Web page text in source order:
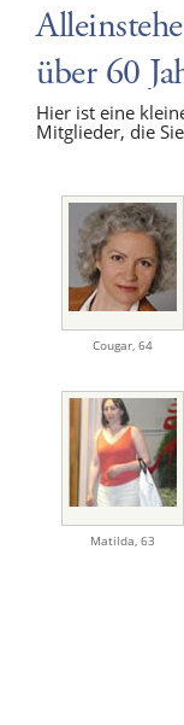
über 60
Hier ist eine
Mitglieder, die
Cougar 64
Matilda 63